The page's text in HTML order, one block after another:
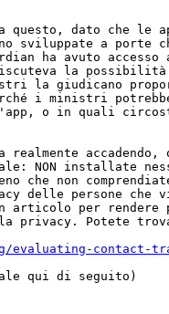
a questo, dato che le
sviluppate a porte
ha avuto
la
la giudicano
i ministri
o in quali
NON installate
che non
delle persone che
articolo per
la privacy. Potete
contact-
qui di seguito)